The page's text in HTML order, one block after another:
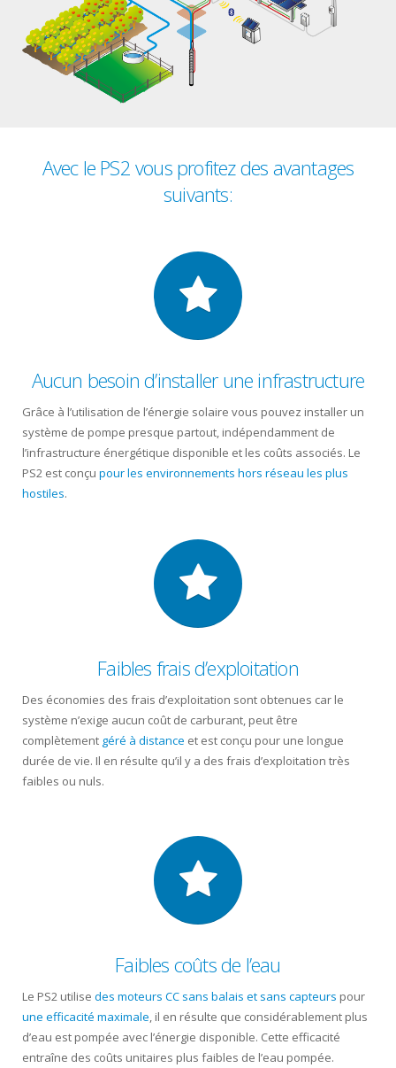
Avec le PS2 vous profitez des avantages
suivants:
Aucun besoin d’installer une infrastructure
Grâce à l’utilisation de l’énergie solaire vous pouvez installer un
système de pompe presque partout, indépendamment de
l’infrastructure énergétique disponible et les coûts associés. Le
PS2 est conçu pour les environnements hors réseau les plus
hostiles.
Faibles frais d’exploitation
Des économies des frais d’exploitation sont obtenues car le
système n’exige aucun coût de carburant, peut être
complètement géré à distance et est conçu pour une longue
durée de vie. Il en résulte qu’il y a des frais d’exploitation très
faibles ou nuls.
Faibles coûts de l’eau
Le PS2 utilise des moteurs CC sans balais et sans capteurs pour
une efficacité maximale, il en résulte que considérablement plus
d’eau est pompée avec l’énergie disponible. Cette efficacité
entraîne des coûts unitaires plus faibles de l’eau pompée.